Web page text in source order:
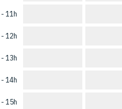
11h
12h
13h
14h
15h